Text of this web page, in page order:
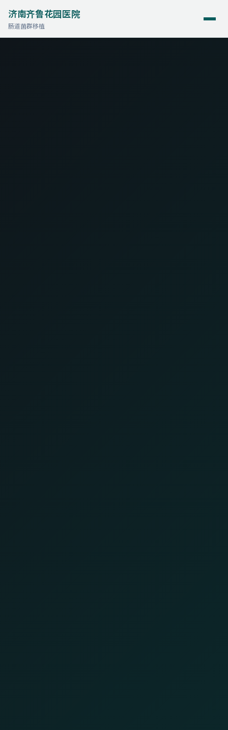
济南齐鲁花园医院
肠道菌群移植